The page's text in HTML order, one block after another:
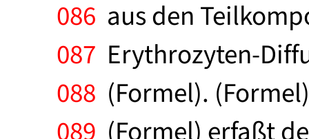
086 aus den
087 Erythrozyten-
088 (Formel).